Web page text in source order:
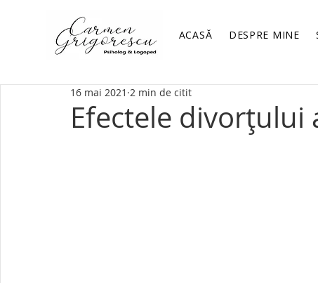
ACASĂ DESPRE MINE
Efectele divorțului
16 mai 2021 2 min de citit